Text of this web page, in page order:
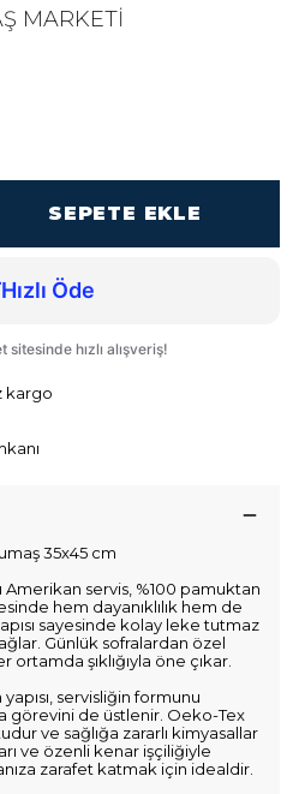
MARKETİ
SEPETE EKLE
kargo
35x45 cm
servis, %100 pamuktan
hem dayanıklılık hem de
sayesinde kolay leke tutmaz
Günlük sofralardan özel
şıklığıyla öne çıkar.
servisliğin formunu
görevini de üstlenir. Oeko-Tex
ve sağlığa zararlı kimyasallar
ve özenli kenar işçiliğiyle
zarafet katmak için idealdir.